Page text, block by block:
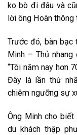
ko bò đi đâu và
lời ông Hoàn thông
Trước đó, bàn bạc
Minh – Thủ
“Tôi năm nay hơn
Đây là lần thứ
chiêm ngưỡng sự
Ông Minh cho
du khách thập